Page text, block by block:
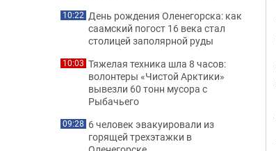
10:22 День рождения Оленегорска: как
саамский погост 16 века стал
столицей заполярной руды
10:03 Тяжелая техника шла 8 часов:
волонтеры «Чистой Арктики»
вывезли 60 тонн мусора с
Рыбачьего
09:28 6 человек эвакуировали из
горящей трехэтажки в